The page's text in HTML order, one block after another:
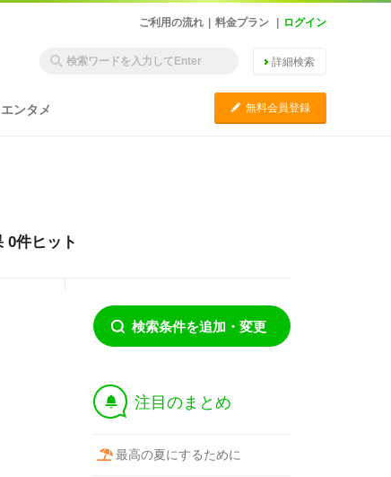
ご利用の流れ 料金プラン ログイン
詳細検索
エンタメ C 無料会員登録
0件ヒット
検索条件を追加・変更
† 注目のまとめ
最高の夏にするために